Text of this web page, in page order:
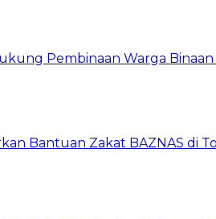
Pembinaan Warga
Bantuan Zakat BAZNAS di